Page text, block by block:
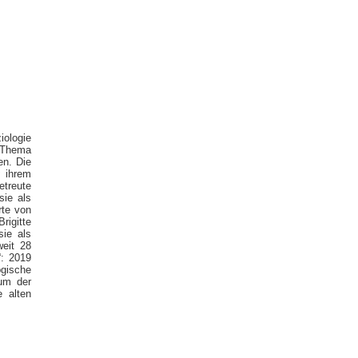
Die
ihrem
als
von
als
28
2019
der
alten